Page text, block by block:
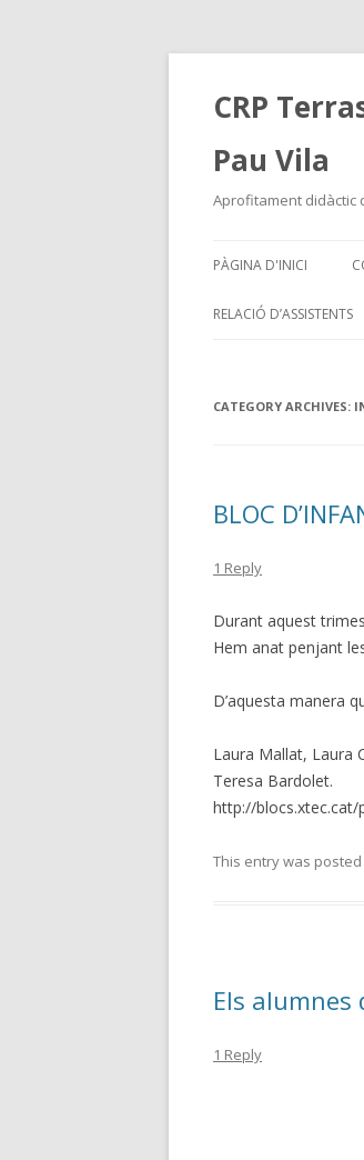
CRP
Pau Vila
Aprofitament didàctic
PÀGINA D'INICI
RELACIÓ D’ASSISTENTS
CATEGORY ARCHIVES:
BLOC
1 Reply
Durant aquest
Hem anat penjant
D’aquesta manera
Laura Mallat, Laura
Teresa Bardolet.
http://blocs.xtec.cat/
This entry was posted
Els alumnes
1 Reply